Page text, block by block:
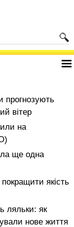
прогнозують
вітер
на
ще одна
якість
ляльки: як
нове життя